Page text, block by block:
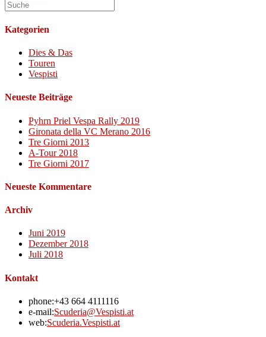
2013
Kategorien
Dies & Das
Touren
Vespisti
Neueste Beiträge
Pyhrn Priel Vespa Rally 2019
Gironata della VC Merano 2016
Tre Giorni 2013
A-Tour 2018
Tre Giorni 2017
Neueste Kommentare
Archiv
Juni 2019
Dezember 2018
Juli 2018
Kontakt
phone:+43 664 4111116
e-mail:Scuderia@Vespisti.atOpens
web:Scuderia.Vespisti.at